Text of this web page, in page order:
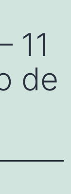
11
de